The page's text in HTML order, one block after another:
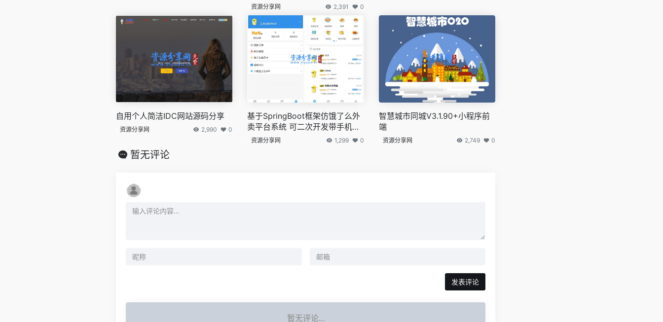
资源分享网 2,391 0
自用个人简洁IDC网站源码分享
资源分享网 2,990 0
基于SpringBoot框架仿饿了么外
卖平台系统 可二次开发带手机端
后台管理
资源分享网 1,299 0
智慧城市同城V3.1.90+小程序前
端
资源分享网 2,749 0
暂无评论
发表评论
暂无评论...